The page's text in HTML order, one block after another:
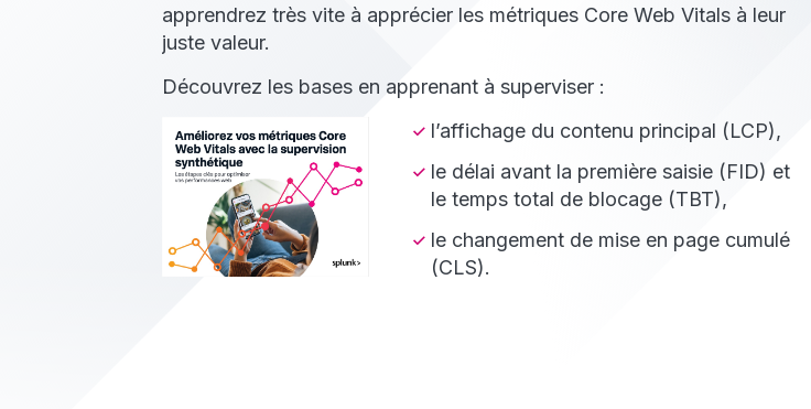
apprendrez très vite à apprécier les métriques Core Web Vitals à leur
juste valeur.
Découvrez les bases en apprenant à superviser :
l’affichage du contenu principal (LCP),
le délai avant la première saisie (FID) et
le temps total de blocage (TBT),
le changement de mise en page cumulé
(CLS).